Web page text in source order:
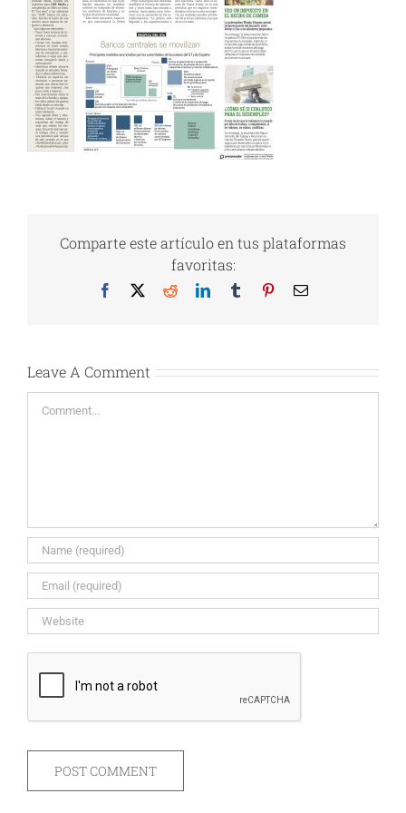
Comparte este artículo en tus plataformas
favoritas:
Facebook RedditLinkedInTumblr PinterestEmail
Leave A Comment